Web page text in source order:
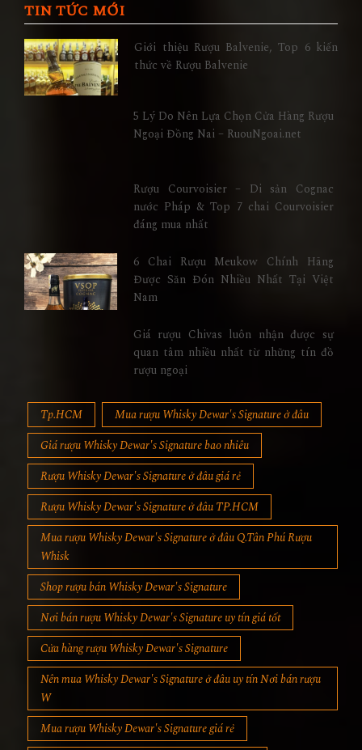
TIN TỨC MỚI
Giới thiệu Rượu Balvenie, Top 6 kiến
thức về Rượu Balvenie
5 Lý Do Nên Lựa Chọn Cửa Hàng Rượu
Ngoại Đồng Nai – RuouNgoai.net
Rượu Courvoisier – Di sản Cognac
nước Pháp & Top 7 chai Courvoisier
đáng mua nhất
6 Chai Rượu Meukow Chính Hãng
Được Săn Đón Nhiều Nhất Tại Việt
Nam
Giá rượu Chivas luôn nhận được sự
quan tâm nhiều nhất từ những tín đồ
rượu ngoại
Tp.HCM
Mua rượu Whisky Dewar's Signature ở đâu
Giá rượu Whisky Dewar's Signature bao nhiêu
Rượu Whisky Dewar's Signature ở đâu giá rẻ
Rượu Whisky Dewar's Signature ở đâu TP.HCM
Mua rượu Whisky Dewar's Signature ở đâu Q.Tân Phú Rượu
Whisk
Shop rượu bán Whisky Dewar's Signature
Nơi bán rượu Whisky Dewar's Signature uy tín giá tốt
Cửa hàng rượu Whisky Dewar's Signature
Nên mua Whisky Dewar's Signature ở đâu uy tín Nơi bán rượu
W
Mua rượu Whisky Dewar's Signature giá rẻ